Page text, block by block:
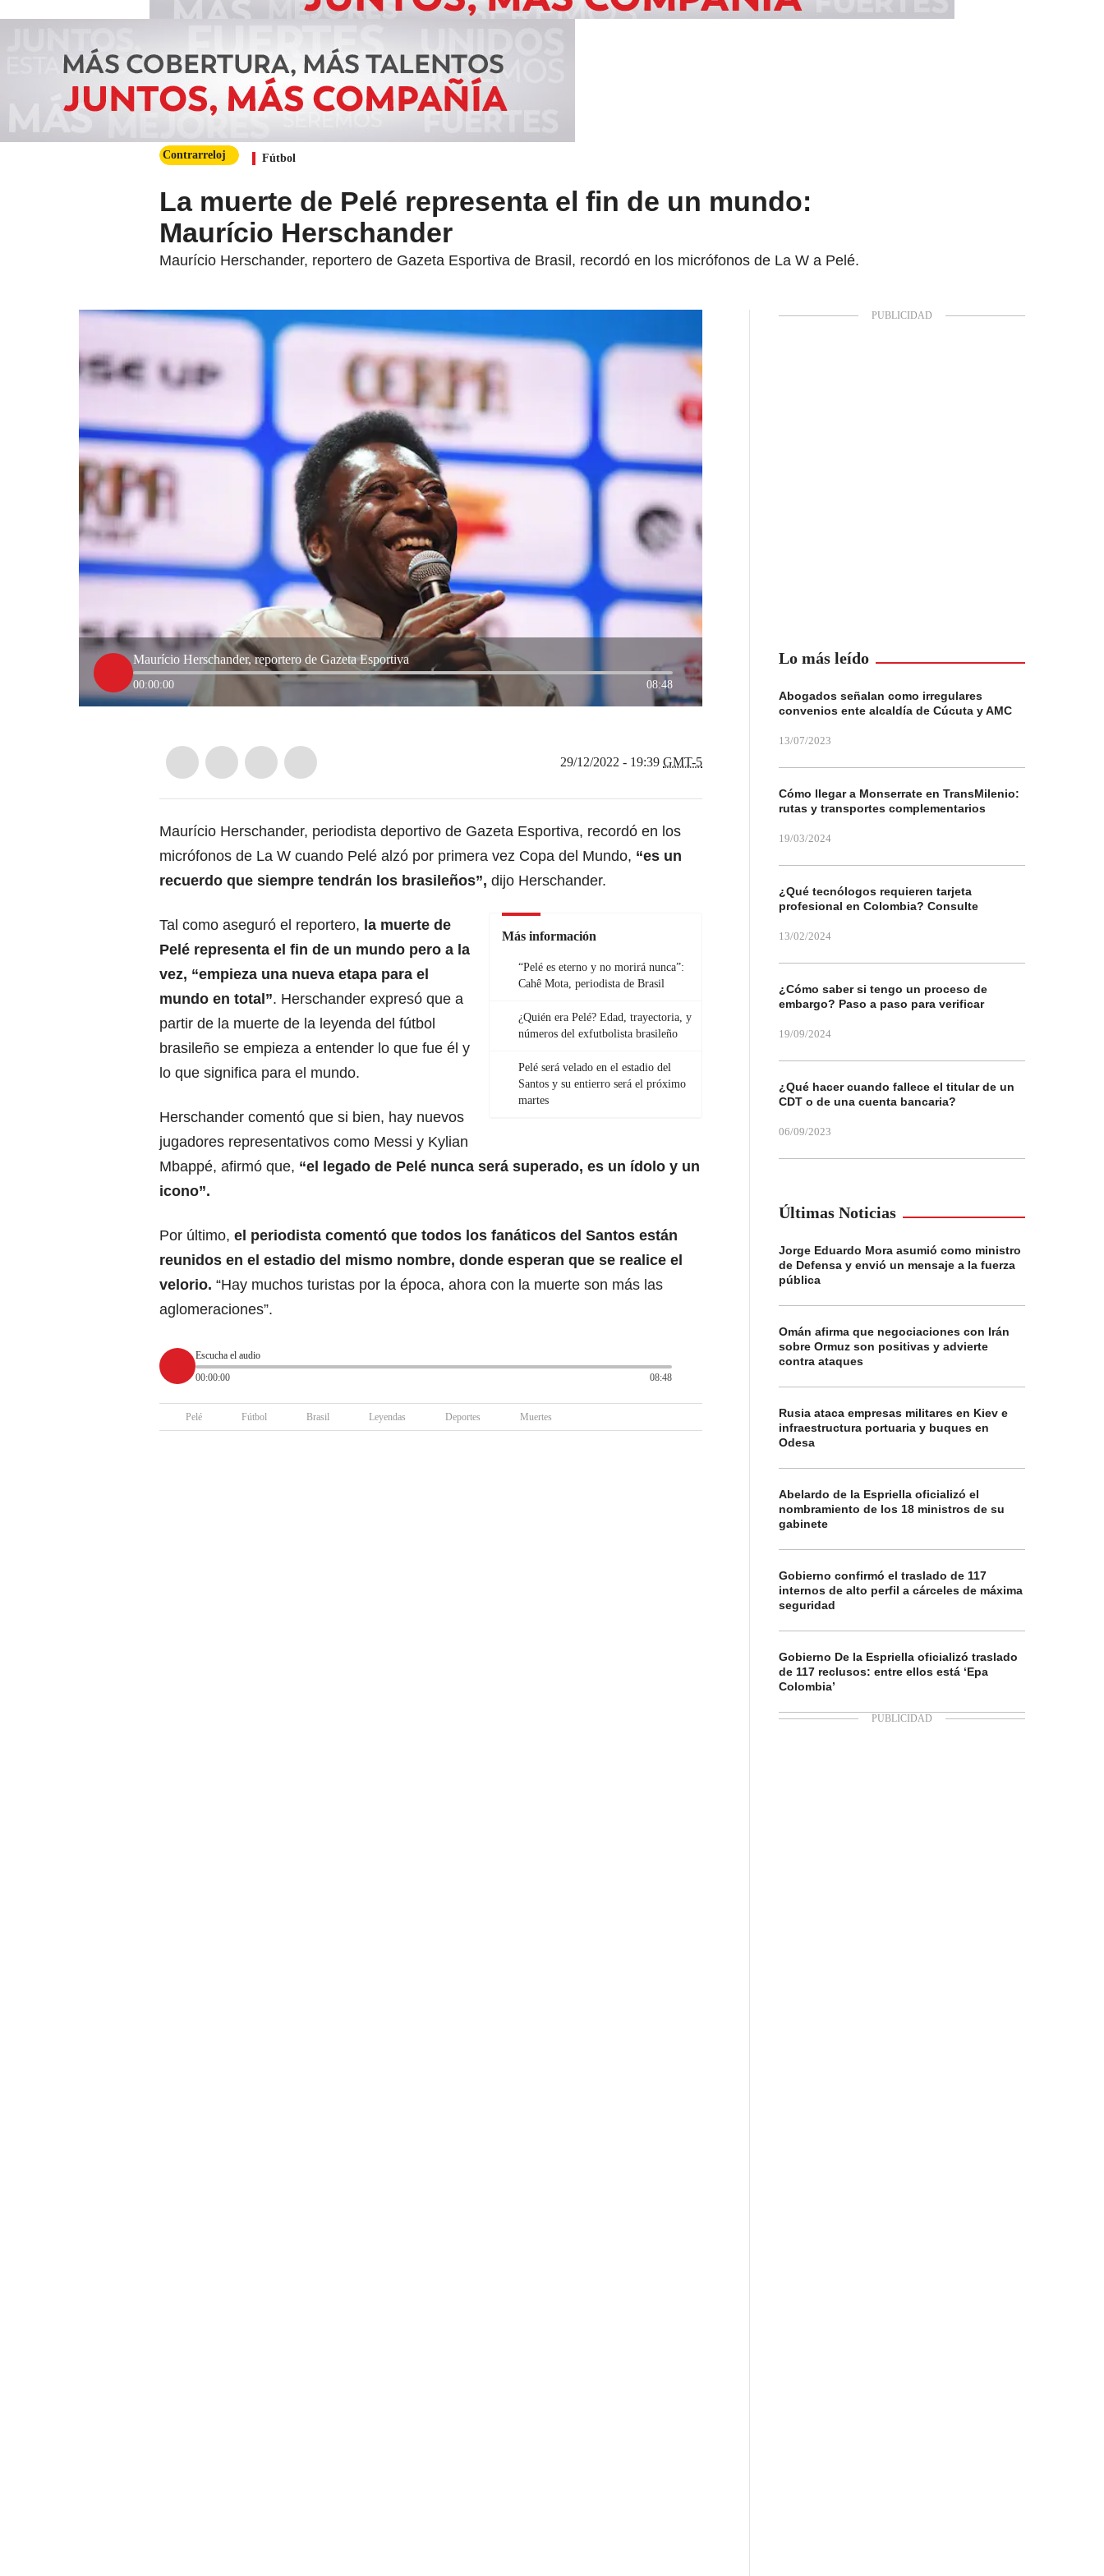
Contrarreloj Fútbol
La muerte de Pelé representa el fin de un mundo:
Maurício Herschander
Maurício Herschander, reportero de Gazeta Esportiva de Brasil, recordó en los micrófonos de La W a Pelé.
Maurício Herschander, reportero de Gazeta Esportiva
00:00:00 08:48
29/12/2022 - 19:39 GMT-5
Maurício Herschander, periodista deportivo de Gazeta Esportiva, recordó en los
micrófonos de La W cuando Pelé alzó por primera vez Copa del Mundo, “es un
recuerdo que siempre tendrán los brasileños”, dijo Herschander.
Más información
“Pelé es eterno y no morirá nunca”:
Cahê Mota, periodista de Brasil
¿Quién era Pelé? Edad, trayectoria, y
números del exfutbolista brasileño
Pelé será velado en el estadio del
Santos y su entierro será el próximo
martes
Tal como aseguró el reportero, la muerte de
Pelé representa el fin de un mundo pero a la
vez, “empieza una nueva etapa para el
mundo en total”. Herschander expresó que a
partir de la muerte de la leyenda del fútbol
brasileño se empieza a entender lo que fue él y
lo que significa para el mundo.
Herschander comentó que si bien, hay nuevos
jugadores representativos como Messi y Kylian
Mbappé, afirmó que, “el legado de Pelé nunca será superado, es un ídolo y un
icono”.
Por último, el periodista comentó que todos los fanáticos del Santos están
reunidos en el estadio del mismo nombre, donde esperan que se realice el
velorio. “Hay muchos turistas por la época, ahora con la muerte son más las
aglomeraciones”.
Escucha el audio
00:00:00
08:48
Pelé Fútbol Brasil Leyendas Deportes Muertes
Lo más leído
Abogados señalan como irregulares
convenios ente alcaldía de Cúcuta y AMC
13/07/2023
Cómo llegar a Monserrate en TransMilenio:
rutas y transportes complementarios
19/03/2024
¿Qué tecnólogos requieren tarjeta
profesional en Colombia? Consulte
13/02/2024
¿Cómo saber si tengo un proceso de
embargo? Paso a paso para verificar
19/09/2024
¿Qué hacer cuando fallece el titular de un
CDT o de una cuenta bancaria?
06/09/2023
Últimas Noticias
Jorge Eduardo Mora asumió como ministro
de Defensa y envió un mensaje a la fuerza
pública
Omán afirma que negociaciones con Irán
sobre Ormuz son positivas y advierte
contra ataques
Rusia ataca empresas militares en Kiev e
infraestructura portuaria y buques en
Odesa
Abelardo de la Espriella oficializó el
nombramiento de los 18 ministros de su
gabinete
Gobierno confirmó el traslado de 117
internos de alto perfil a cárceles de máxima
seguridad
Gobierno De la Espriella oficializó traslado
de 117 reclusos: entre ellos está ‘Epa
Colombia’